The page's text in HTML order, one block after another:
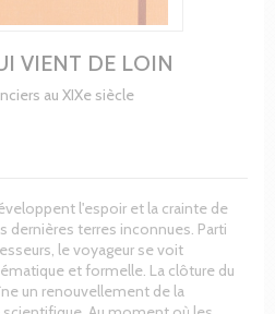
VIENT DE LOIN
au XIXe siècle
l'espoir et la crainte de
dernières terres inconnues. Parti
le voyageur se voit
et formelle. La clôture du
un renouvellement de la